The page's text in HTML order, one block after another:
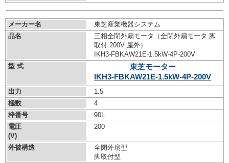
メーカー名
東芝産業機器システム
品名
三相全閉外扇モータ（全閉外扇モータ 脚
取付 200V 屋外）
IKH3-FBKAW21E-1.5kW-4P-200V
型 式
東芝モーター
IKH3-FBKAW21E-1.5kW-4P-200V
出力
1.5
極数
4
枠番号
90L
電圧
(V)
200
外被構造
全閉外扇型
脚取付型